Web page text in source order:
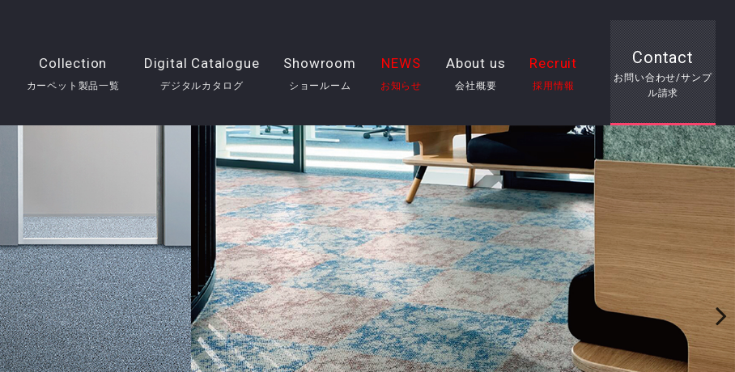
Contact
お問い合わせ/サンプ
ル請求
Collection
カーペット製品一覧
Digital Catalogue
デジタルカタログ
Showroom
ショールーム
NEWS
お知らせ
About us
会社概要
Recruit
採用情報
Next